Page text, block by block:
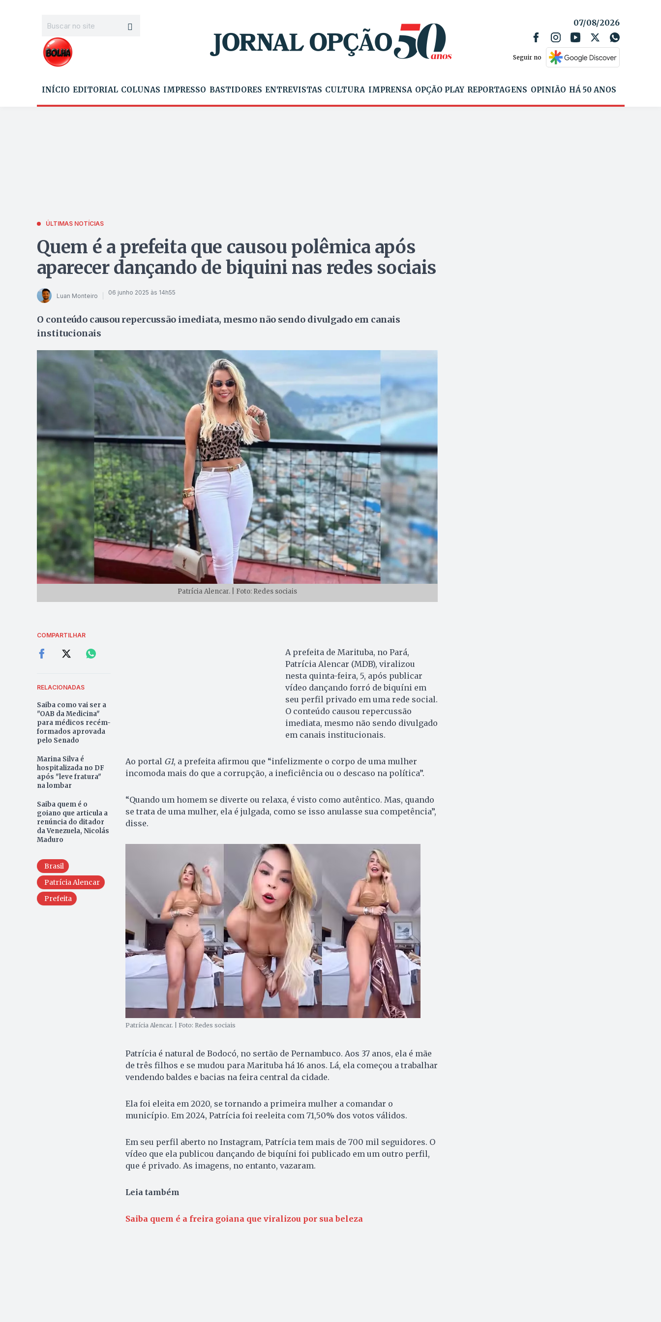
07/08/2026
Seguir no
INÍCIO EDITORIAL COLUNAS IMPRESSO BASTIDORES ENTREVISTAS CULTURA IMPRENSA OPÇÃO PLAY REPORTAGENS OPINIÃO HÁ 50 ANOS
ÚLTIMAS NOTÍCIAS
Quem é a prefeita que causou polêmica após
aparecer dançando de biquini nas redes sociais
Luan Monteiro 06 junho 2025 às 14h55
O conteúdo causou repercussão imediata, mesmo não sendo divulgado em canais
institucionais
Patrícia Alencar. | Foto: Redes sociais
COMPARTILHAR
RELACIONADAS
Saiba como vai ser a
"OAB da Medicina"
para médicos recém-
formados aprovada
pelo Senado
Marina Silva é
hospitalizada no DF
após "leve fratura"
na lombar
Saiba quem é o
goiano que articula a
renúncia do ditador
da Venezuela, Nicolás
Maduro
Brasil
Patrícia Alencar
Prefeita
A prefeita de Marituba, no Pará,
Patrícia Alencar (MDB), viralizou
nesta quinta-feira, 5, após publicar
vídeo dançando forró de biquíni em
seu perfil privado em uma rede social.
O conteúdo causou repercussão
imediata, mesmo não sendo divulgado
em canais institucionais.
Ao portal G1, a prefeita afirmou que “infelizmente o corpo de uma mulher
incomoda mais do que a corrupção, a ineficiência ou o descaso na política”.
“Quando um homem se diverte ou relaxa, é visto como autêntico. Mas, quando
se trata de uma mulher, ela é julgada, como se isso anulasse sua competência”,
disse.
Patrícia Alencar. | Foto: Redes sociais
Patrícia é natural de Bodocó, no sertão de Pernambuco. Aos 37 anos, ela é mãe
de três filhos e se mudou para Marituba há 16 anos. Lá, ela começou a trabalhar
vendendo baldes e bacias na feira central da cidade.
Ela foi eleita em 2020, se tornando a primeira mulher a comandar o
município. Em 2024, Patrícia foi reeleita com 71,50% dos votos válidos.
Em seu perfil aberto no Instagram, Patrícia tem mais de 700 mil seguidores. O
vídeo que ela publicou dançando de biquíni foi publicado em um outro perfil,
que é privado. As imagens, no entanto, vazaram.
Leia também
Saiba quem é a freira goiana que viralizou por sua beleza